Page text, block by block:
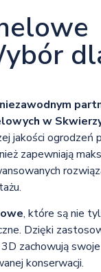
w
jakości ogrodzeń
zapewniają
, które są nie
Dzięki
zachowują
konserwacji.